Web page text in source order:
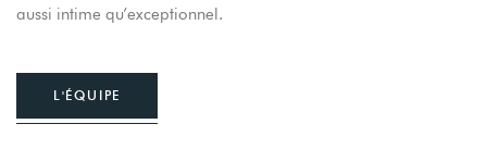
aussi intime qu’exceptionnel.
L'ÉQUIPE